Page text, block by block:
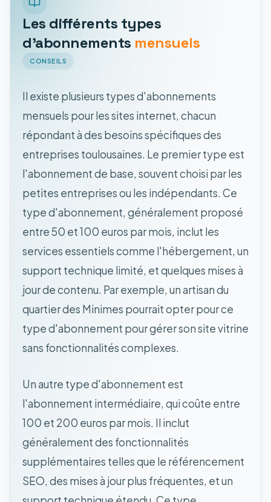
Les différents types
d'abonnements mensuels
CONSEILS
Il existe plusieurs types d'abonnements
mensuels pour les sites internet, chacun
répondant à des besoins spécifiques des
entreprises toulousaines. Le premier type est
l'abonnement de base, souvent choisi par les
petites entreprises ou les indépendants. Ce
type d'abonnement, généralement proposé
entre 50 et 100 euros par mois, inclut les
services essentiels comme l'hébergement, un
support technique limité, et quelques mises à
jour de contenu. Par exemple, un artisan du
quartier des Minimes pourrait opter pour ce
type d'abonnement pour gérer son site vitrine
sans fonctionnalités complexes.
Un autre type d'abonnement est
l'abonnement intermédiaire, qui coûte entre
100 et 200 euros par mois. Il inclut
généralement des fonctionnalités
supplémentaires telles que le référencement
SEO, des mises à jour plus fréquentes, et un